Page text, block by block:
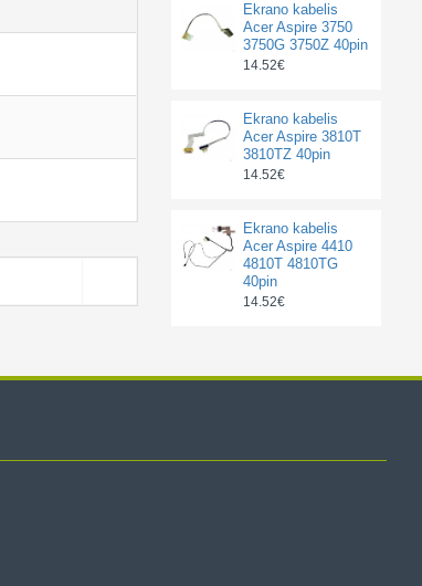
Ekrano kabelis
Acer Aspire 3750
3750G 3750Z 40pin
14.52€
Ekrano kabelis
Acer Aspire 3810T
3810TZ 40pin
14.52€
Ekrano kabelis
Acer Aspire 4410
4810T 4810TG
40pin
14.52€